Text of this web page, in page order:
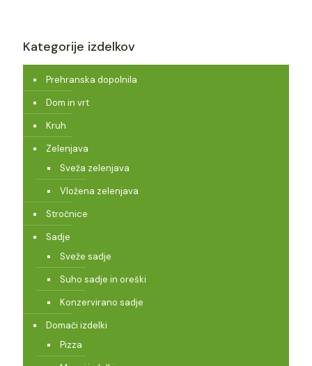
Kategorije izdelkov
Prehranska dopolnila
Dom in vrt
Kruh
Zelenjava
Sveža zelenjava
Vložena zelenjava
Stročnice
Sadje
Sveže sadje
Suho sadje in oreški
Konzervirano sadje
Domači izdelki
Pizza